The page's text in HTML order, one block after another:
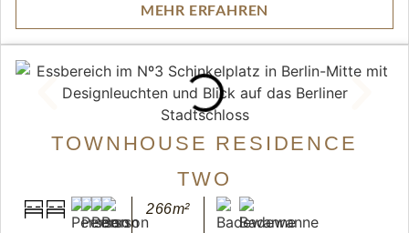
MEHR ERFAHREN
TOWNHOUSE RESIDENCE
TWO
266m²